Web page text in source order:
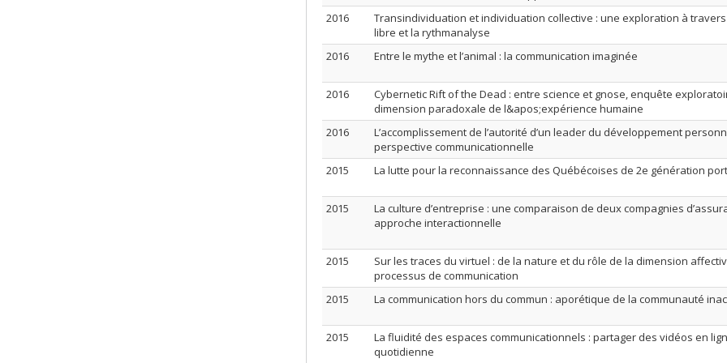
2016
Transindividuation et individuation collective : une exploration à travers
libre et la rythmanalyse
2016
Entre le mythe et l’animal : la communication imaginée
2016
Cybernetic Rift of the Dead : entre science et gnose, enquête
dimension paradoxale de l&apos;expérience humaine
2016
L’accomplissement de l’autorité d’un leader du développement
perspective communicationnelle
2015
La lutte pour la reconnaissance des Québécoises de 2e génération
2015
La culture d’entreprise : une comparaison de deux compagnies
approche interactionnelle
2015
Sur les traces du virtuel : de la nature et du rôle de la dimension
processus de communication
2015
La communication hors du commun : aporétique de la communauté
2015
La fluidité des espaces communicationnels : partager des vidéos en
quotidienne